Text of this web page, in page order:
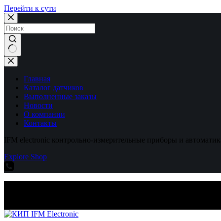
Перейти к сути
Ничего
не
найденоГлавная
Каталог датчиков
Выполненные заказы
Новости
О компании
Контакты
IFM electronic контрольно-измерительные приборы и
Explore Shop